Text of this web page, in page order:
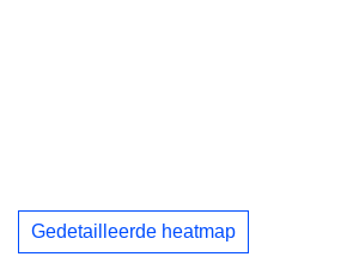
Gedetailleerde heatmap